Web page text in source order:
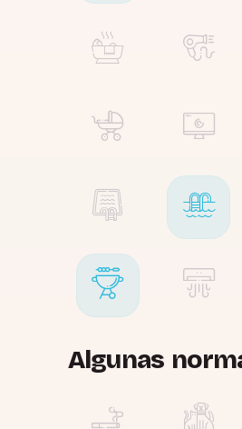
Algunas